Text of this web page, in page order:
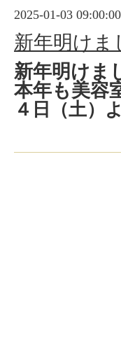
2025-01-03 09:00:00
新年明け
新年明けま
本年も美容
４日（土）